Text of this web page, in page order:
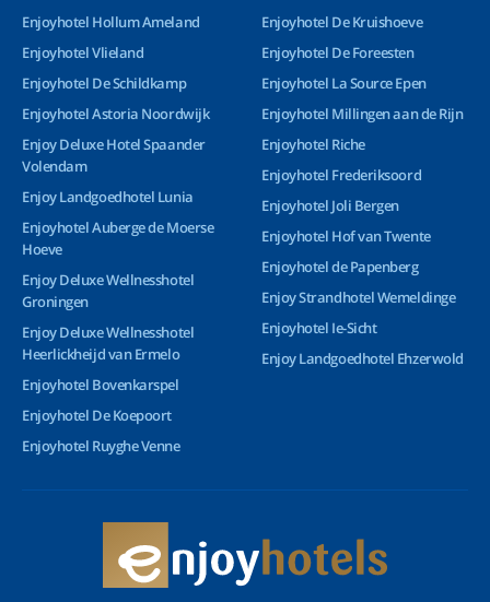
Enjoyhotel Hollum Ameland
Enjoyhotel Vlieland
Enjoyhotel De Schildkamp
Enjoyhotel Astoria Noordwijk
Enjoy Deluxe Hotel Spaander
Volendam
Enjoy Landgoedhotel Lunia
Enjoyhotel Auberge de Moerse
Hoeve
Enjoy Deluxe Wellnesshotel
Groningen
Enjoy Deluxe Wellnesshotel
Heerlickheijd van Ermelo
Enjoyhotel Bovenkarspel
Enjoyhotel De Koepoort
Enjoyhotel Ruyghe Venne
Enjoyhotel De Kruishoeve
Enjoyhotel De Foreesten
Enjoyhotel La Source Epen
Enjoyhotel Millingen aan de Rijn
Enjoyhotel Riche
Enjoyhotel Frederiksoord
Enjoyhotel Joli Bergen
Enjoyhotel Hof van Twente
Enjoyhotel de Papenberg
Enjoy Strandhotel Wemeldinge
Enjoyhotel Ie-Sicht
Enjoy Landgoedhotel Ehzerwold